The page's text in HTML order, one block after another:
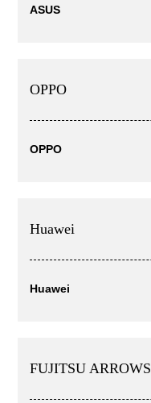
ASUS
OPPO
OPPO
Huawei
Huawei
FUJITSU ARROWS